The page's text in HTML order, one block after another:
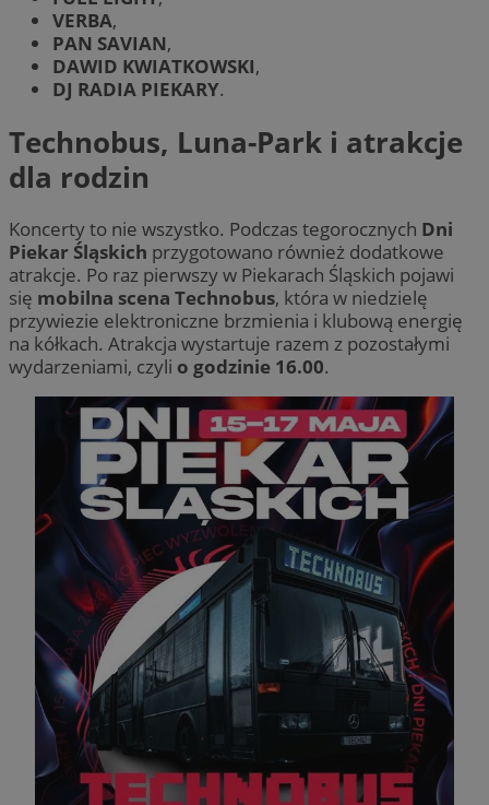
VERBA,
PAN SAVIAN,
DAWID KWIATKOWSKI,
DJ RADIA PIEKARY.
Technobus, Luna-Park i atrakcje
dla rodzin
Koncerty to nie wszystko. Podczas tegorocznych Dni
Piekar Śląskich przygotowano również dodatkowe
atrakcje. Po raz pierwszy w Piekarach Śląskich pojawi
się mobilna scena Technobus, która w niedzielę
przywiezie elektroniczne brzmienia i klubową energię
na kółkach. Atrakcja wystartuje razem z pozostałymi
wydarzeniami, czyli o godzinie 16.00.